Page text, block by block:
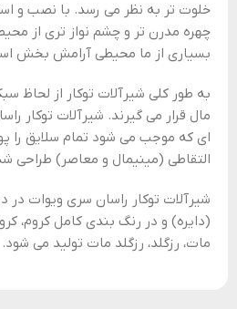
خلوت تر به نظر می رسد. با نصب و
چهره مدرن تر و چشم نواز تری از
بسیاری از ما محیطی آرامش بخش
به طور کلی شیرآلات توکار از
مال قرار می گیرند. شیرآلات توکار
ای که موجب می شود تمام سلایق
التقاطی (مینیمال و معاصر) طراحی
شیرآلات توکار راسان سری ویوات در
(دایره) و در رنگ بندی کامل کروم،
مات، رزگلد، رزگلد مات تولید می شود.